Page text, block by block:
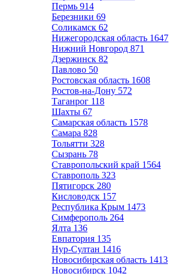
Пермь 914
Березники 69
Соликамск 62
Нижегородская область 1647
Нижний Новгород 871
Дзержинск 82
Павлово 50
Ростовская область 1608
Ростов-на-Дону 572
Таганрог 118
Шахты 67
Самарская область 1578
Самара 828
Тольятти 328
Сызрань 78
Ставропольский край 1564
Ставрополь 323
Пятигорск 280
Кисловодск 157
Республика Крым 1473
Симферополь 264
Ялта 136
Евпатория 135
Нур-Султан 1416
Новосибирская область 1413
Новосибирск 1042